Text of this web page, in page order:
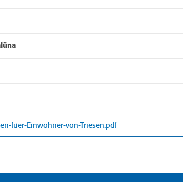
fuer-Einwohner-von-Triesen.pdf